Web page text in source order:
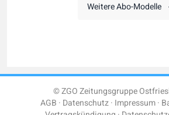
Weitere Abo-Modelle
© ZGO Zeitungsgruppe
AGB Datenschutz Impressum